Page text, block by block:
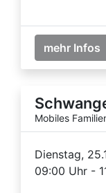
mehr Infos
Mobiles
Dienstag,
09:00 Uhr -